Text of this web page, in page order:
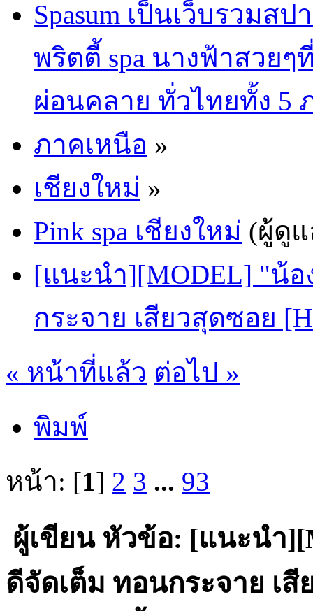
Spasum เป็นเว็บรวม
พริตตี้ spa นางฟ้าสวย
ผ่อนคลาย ทั่วไทยทั้ง 5
ภาคเหนือ »
เชียงใหม่ »
Pink spa เชียงใหม่ (ผู้ดู
[แนะนำ][MODEL] "น้
กระจาย เสียวสุดซอย
« หน้าที่แล้ว ต่อไป »
พิมพ์
หน้า: [1] 2 3 ... 93
ผู้เขียนหัวข้อ: [แนะนำ
ดีจัดเต็ม ทอนกระจาย เ